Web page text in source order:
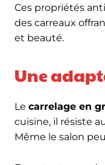
Ces propriétés
des carreaux
et beauté.
Une
Le carrelage en
cuisine, il résiste
Même le salon